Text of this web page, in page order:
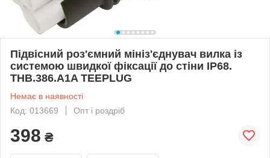
Підвісний роз'ємний мініз'єднувач вилка із
системою швидкої фіксації до стіни IP68.
THB.386.A1A TEEPLUG
Немає в наявності
Код: 013669
Опт і роздріб
398 ₴